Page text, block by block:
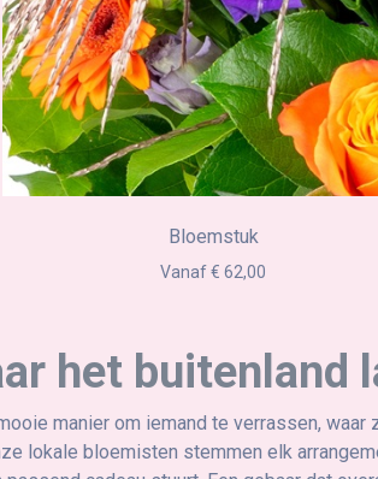
Bloemstuk
Vanaf € 62,00
het buitenland
manier om iemand te verrassen,
lokale bloemisten stemmen elk